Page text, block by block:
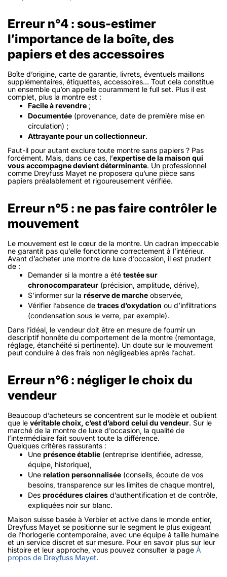
Erreur n°4 : sous-estimer
l’importance de la boîte, des
papiers et des accessoires
Boîte d’origine, carte de garantie, livrets, éventuels maillons
supplémentaires, étiquettes, accessoires… Tout cela constitue
un ensemble qu’on appelle couramment le full set. Plus il est
complet, plus la montre est :
Facile à revendre ;
Documentée (provenance, date de première mise en
circulation) ;
Attrayante pour un collectionneur.
Faut-il pour autant exclure toute montre sans papiers ? Pas
forcément. Mais, dans ce cas, l’expertise de la maison qui
vous accompagne devient déterminante. Un professionnel
comme Dreyfuss Mayet ne proposera qu’une pièce sans
papiers préalablement et rigoureusement vérifiée.
Erreur n°5 : ne pas faire contrôler le
mouvement
Le mouvement est le cœur de la montre. Un cadran impeccable
ne garantit pas qu’elle fonctionne correctement à l’intérieur.
Avant d’acheter une montre de luxe d’occasion, il est prudent
de :
Demander si la montre a été testée sur
chronocomparateur (précision, amplitude, dérive),
S’informer sur la réserve de marche observée,
Vérifier l’absence de traces d’oxydation ou d’infiltrations
(condensation sous le verre, par exemple).
Dans l’idéal, le vendeur doit être en mesure de fournir un
descriptif honnête du comportement de la montre (remontage,
réglage, étanchéité si pertinente). Un doute sur le mouvement
peut conduire à des frais non négligeables après l’achat.
Erreur n°6 : négliger le choix du
vendeur
Beaucoup d’acheteurs se concentrent sur le modèle et oublient
que le véritable choix, c’est d’abord celui du vendeur. Sur le
marché de la montre de luxe d’occasion, la qualité de
l’intermédiaire fait souvent toute la différence.
Quelques critères rassurants :
Une présence établie (entreprise identifiée, adresse,
équipe, historique),
Une relation personnalisée (conseils, écoute de vos
besoins, transparence sur les limites de chaque montre),
Des procédures claires d’authentification et de contrôle,
expliquées noir sur blanc.
Maison suisse basée à Verbier et active dans le monde entier,
Dreyfuss Mayet se positionne sur le segment le plus exigeant
de l’horlogerie contemporaine, avec une équipe à taille humaine
et un service discret et sur mesure. Pour en savoir plus sur leur
histoire et leur approche, vous pouvez consulter la page À
propos de Dreyfuss Mayet.